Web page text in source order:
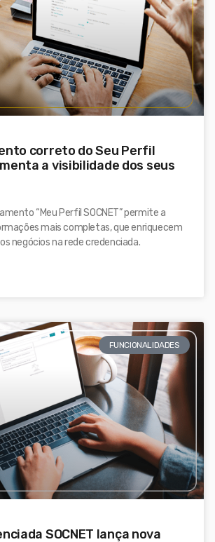
correto do Seu Perfil
a visibilidade dos seus
“Meu Perfil SOCNET” permite a
mais completas, que enriquecem
negócios na rede credenciada.
FUNCIONALIDADES
SOCNET lança nova